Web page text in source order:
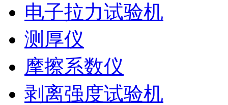
电子拉力试验机
测厚仪
摩擦系数仪
剥离强度试验机